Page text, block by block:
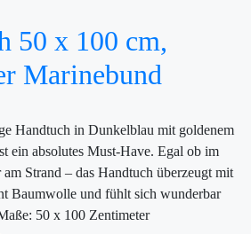
50 x 100 cm,
Marinebund
Handtuch in Dunkelblau mit goldenem
ein absolutes Must-Have. Egal ob im
Strand – das Handtuch überzeugt mit
Baumwolle und fühlt sich wunderbar
50 x 100 Zentimeter